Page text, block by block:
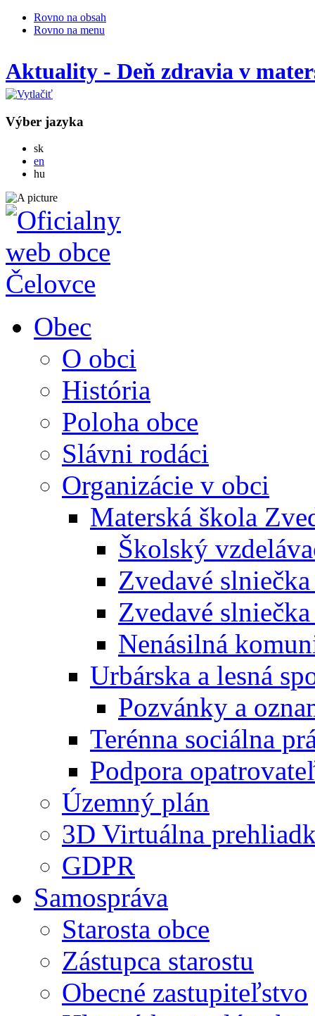
Rovno na obsah
Rovno na menu
Aktuality - Deň zdravia v
Výber jazyka
skSlovensky
en
hu
Obec
O obci
História
Poloha obce
Slávni rodáci
Organizácie v obci
Materská škola
Školský
Zvedavé
Zvedavé
Nenásilná
Urbárska a lesná
Pozvánky a
Terénna sociálna
Podpora
Územný plán
3D Virtuálna
GDPR
Samospráva
Starosta obce
Zástupca starostu
Obecné zastupiteľstvo